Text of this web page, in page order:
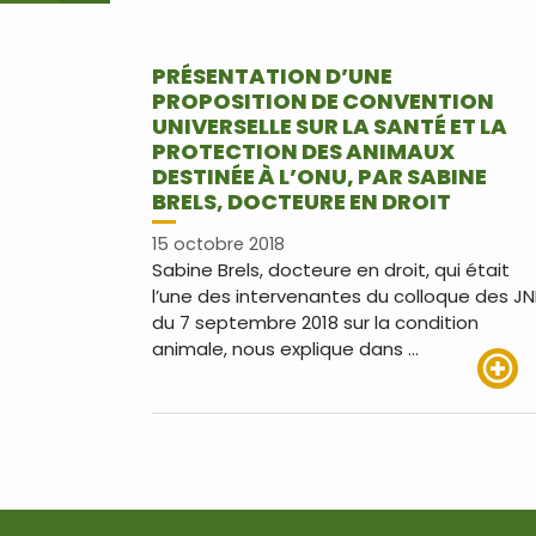
PRÉSENTATION D’UNE
PROPOSITION DE CONVENTION
UNIVERSELLE SUR LA SANTÉ ET LA
PROTECTION DES ANIMAUX
DESTINÉE À L’ONU, PAR SABINE
BRELS, DOCTEURE EN DROIT
15 octobre 2018
Sabine Brels, docteure en droit, qui était
l’une des intervenantes du colloque des
du 7 septembre 2018 sur la condition
animale, nous explique dans …